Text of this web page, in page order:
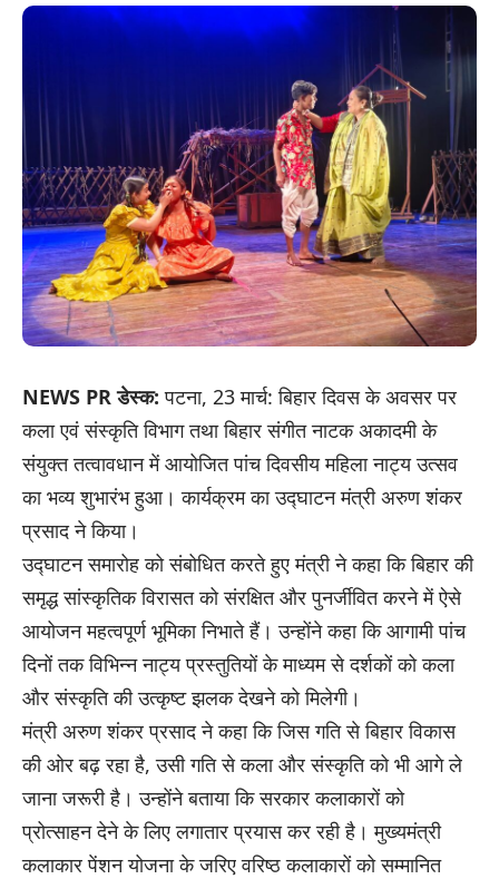
NEWS PR डेस्क: पटना, 23 मार्च: बिहार दिवस के अवसर पर
कला एवं संस्कृति विभाग तथा बिहार संगीत नाटक अकादमी के
संयुक्त तत्वावधान में आयोजित पांच दिवसीय महिला नाट्य उत्सव
का भव्य शुभारंभ हुआ। कार्यक्रम का उद्घाटन मंत्री अरुण शंकर
प्रसाद ने किया।
उद्घाटन समारोह को संबोधित करते हुए मंत्री ने कहा कि बिहार की
समृद्ध सांस्कृतिक विरासत को संरक्षित और पुनर्जीवित करने में ऐसे
आयोजन महत्वपूर्ण भूमिका निभाते हैं। उन्होंने कहा कि आगामी पांच
दिनों तक विभिन्न नाट्य प्रस्तुतियों के माध्यम से दर्शकों को कला
और संस्कृति की उत्कृष्ट झलक देखने को मिलेगी।
मंत्री अरुण शंकर प्रसाद ने कहा कि जिस गति से बिहार विकास
की ओर बढ़ रहा है, उसी गति से कला और संस्कृति को भी आगे ले
जाना जरूरी है। उन्होंने बताया कि सरकार कलाकारों को
प्रोत्साहन देने के लिए लगातार प्रयास कर रही है। मुख्यमंत्री
कलाकार पेंशन योजना के जरिए वरिष्ठ कलाकारों को सम्मानित